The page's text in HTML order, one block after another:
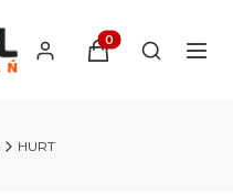
Produkty w
Otwórz
HURT